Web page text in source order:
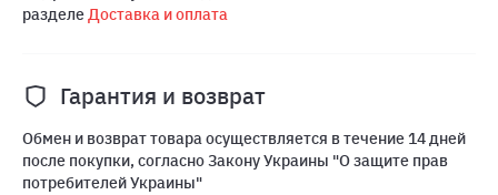
разделеДоставка и оплата
Гарантия и возврат
Обмен и возврат товара осуществляется в течение 14 дней
после покупки, согласно Закону Украины "О защите прав
потребителей Украины"